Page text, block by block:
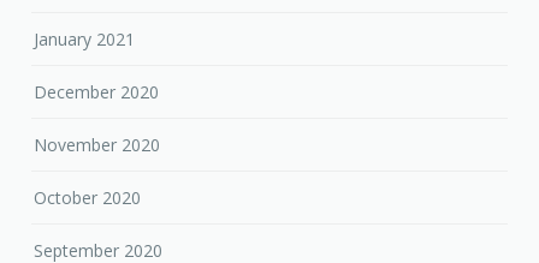
January 2021
December 2020
November 2020
October 2020
September 2020